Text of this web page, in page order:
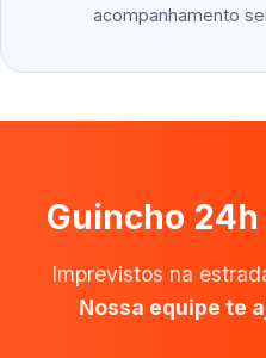
acompanhamento
Guincho
Imprevistos na
Nossa equipe te